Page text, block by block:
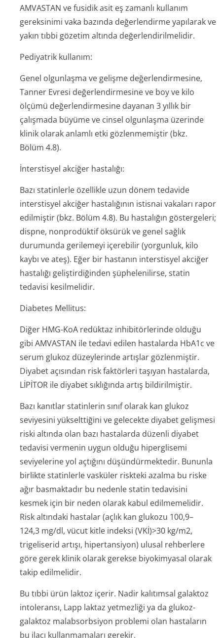
AMVASTAN ve fusidik asit eş zamanlı kullanım
gereksinimi vaka bazında değerlendirme yapılarak ve
yakın tıbbi gözetim altında değerlendiril­melidir.
Pediyatrik kullanım:
Genel olgunlaşma ve gelişme değerlendirmesine,
Tanner Evresi değerlendirmesine ve boy ve kilo
ölçümü değerlendirmesine dayanan 3 yıllık bir
çalışmada büyüme ve cinsel olgunlaşma üzerinde
klinik olarak anlamlı etki gözlenmemiştir (bkz.
Bölüm 4.8).
İnterstisyel akciğer hastalığı:
Bazı statinlerle özellikle uzun dönem tedavide
interstisyel akciğer hastalığının istisnai vakaları rapor
edilmiştir (bkz. Bölüm 4.8). Bu hastalığın göstergeleri;
dispne, nonprodüktif öksürük ve genel sağlık
durumunda gerilemeyi içerebilir (yorgunluk, kilo
kaybı ve ateş). Eğer bir hastanın interstisyel akciğer
hastalığı geliştirdiğinden şüphelenilirse, statin
tedavisi kesilmelidir.
Diabetes Mellitus:
Diğer HMG-KoA redüktaz inhibitörlerinde olduğu
gibi AMVASTAN ile tedavi edilen hastalarda HbA1c ve
serum glukoz düzeylerinde artışlar gözlenmiştir.
Diyabet açısından risk faktörleri taşıyan hastalarda,
LİPİTOR ile diyabet sıklığında artış bildirilmiştir.
Bazı kanıtlar statinlerin sınıf olarak kan glukoz
seviyesini yükselttiğini ve gelecekte diyabet gelişmesi
riski altında olan bazı hastalarda düzenli diyabet
tedavisi vermenin uygun olduğu hiperglisemi
seviyelerine yol açtığını düşündürmektedir. Bununla
birlikte statinlerle vasküler riskteki azalma bu riske
ağır basmaktadır bu nedenle statin tedavisini
kesmek için bir neden olarak kabul edilmemelidir.
Risk altındaki hastalar (açlık kan glukozu 100,9–
124,3 mg/dl, vücut kitle indeksi (VKİ)>30 kg/m2,
trigeliserid artışı, hipertansiyon) ulusal rehberlere
göre gerek klinik olarak gerekse biyokimyasal olarak
takip edilmelidir.
Bu tıbbi ürün laktoz içerir. Nadir kalıtımsal galaktoz
intoleransı, Lapp laktaz yetmezliği ya da glukoz-
galaktoz malabsorbsiyon problemi olan hastaların
bu ilacı kullanmamaları gerekir.